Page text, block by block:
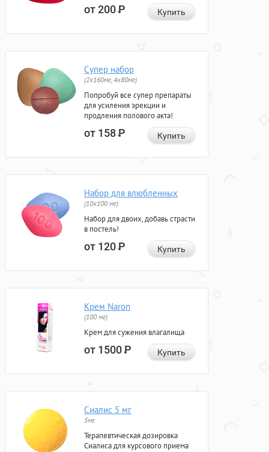
от 200Р Купить
Супер набор
(2х160мг, 4х80мг)
Попробуй все супер препараты
для усиления эрекции и
продления полового акта!
от 158Р Купить
Набор для влюбленных
(10х100 мг)
Набор для двоих, добавь страсти
в постель!
от 120Р Купить
Крем Naron
(100 мг)
Крем для сужения влагалища
от 1500Р Купить
Сиалис 5 мг
5мг
Терапевтическая дозировка
Сиалиса для курсового приема